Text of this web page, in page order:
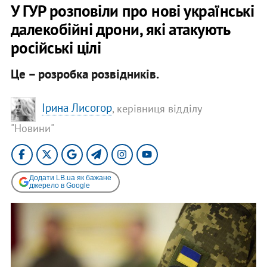
У ГУР розповіли про нові українські
далекобійні дрони, які атакують
російські цілі
Це – розробка розвідників.
Ірина Лисогор, керівниця відділу
"Новини"
Додати LB.ua як бажане
джерело в Google